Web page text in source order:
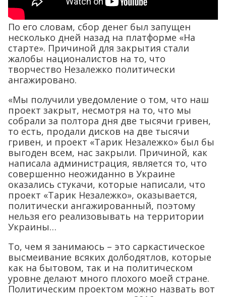
По его словам, сбор денег был запущен
несколько дней назад на платформе «На
старте». Причиной для закрытия стали
жалобы националистов на то, что
творчество Незалежко политически
ангажировано.
«Мы получили уведомление о том, что наш
проект закрыт, несмотря на то, что мы
собрали за полтора дня две тысячи гривен,
то есть, продали дисков на две тысячи
гривен, и проект «Тарик Незалежко» был бы
выгоден всем, нас закрыли. Причиной, как
написала администрация, является то, что
совершенно неожиданно в Украине
оказались стукачи, которые написали, что
проект «Тарик Незалежко», оказывается,
политически ангажированный, поэтому
нельзя его реализовывать на территории
Украины…
То, чем я занимаюсь – это саркастическое
высмеивание всяких долбодятлов, которые
как на бытовом, так и на политическом
уровне делают много плохого моей стране.
Политическим проектом можно назвать вот